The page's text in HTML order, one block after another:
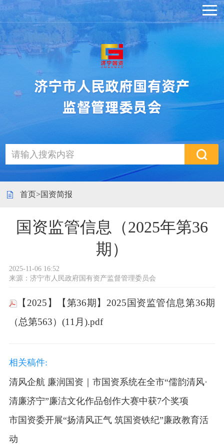
首页>国资简报
国资监管信息（2025年第36
期）
2025-11-06 16:52
来源： 济宁市人民政府国有资产监督管理委员会
【2025】【第36期】2025国资监管信息第36期
（总第563）(11月).pdf
相关稿件:
清风企航 廉润国资｜市国资系统在全市“儒韵清风·
清廉济宁”廉洁文化作品创作大赛中获7个奖项
市国资委开展“扬清风正气 筑国资铁纪”廉政教育活
动